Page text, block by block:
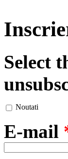
Select
Noutati
E-mail